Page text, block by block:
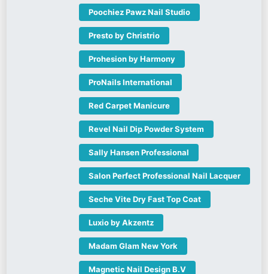
Poochiez Pawz Nail Studio
Presto by Christrio
Prohesion by Harmony
ProNails International
Red Carpet Manicure
Revel Nail Dip Powder System
Sally Hansen Professional
Salon Perfect Professional Nail Lacquer
Seche Vite Dry Fast Top Coat
Luxio by Akzentz
Madam Glam New York
Magnetic Nail Design B.V